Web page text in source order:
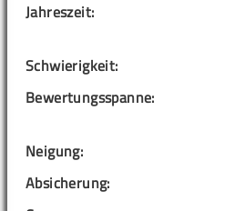
Jahreszeit:
Schwierigkeit:
Bewertungsspanne:
Neigung:
Absicherung: